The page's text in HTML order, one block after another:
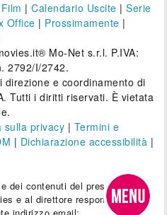
Film |Calendario Uscite |Serie
Office | Prossimamente |
Mo-Net s.r.l. P.IVA:
2792/I/2742.
e coordinamento di
Tutti i diritti riservati. È vietata
sulla privacy | Termini e
| Dichiarazione accessibilità |
dei contenuti del presente sito
e al direttore responsabile.